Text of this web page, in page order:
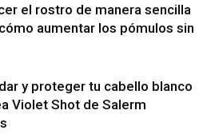
el rostro de manera sencilla
aumentar los pómulos sin
y proteger tu cabello blanco
Violet Shot de Salerm